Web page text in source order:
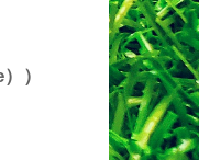
）